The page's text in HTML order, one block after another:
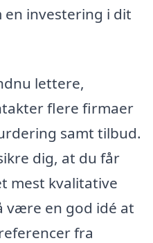
investering i dit
lettere,
flere firmaer
samt tilbud.
dig, at du får
mest kvalitative
være en god idé at
fra